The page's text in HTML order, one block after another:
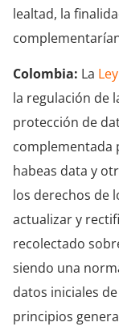
lealtad, la
Colombia: La
la regulación de
protección de
complementada
habeas data y
los derechos de
actualizar y
recolectado
siendo una
datos iniciales
principios